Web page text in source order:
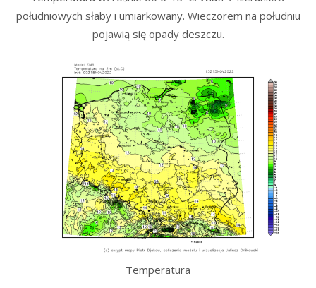
południowych słaby i umiarkowany. Wieczorem na południu
pojawią się opady deszczu.
Temperatura